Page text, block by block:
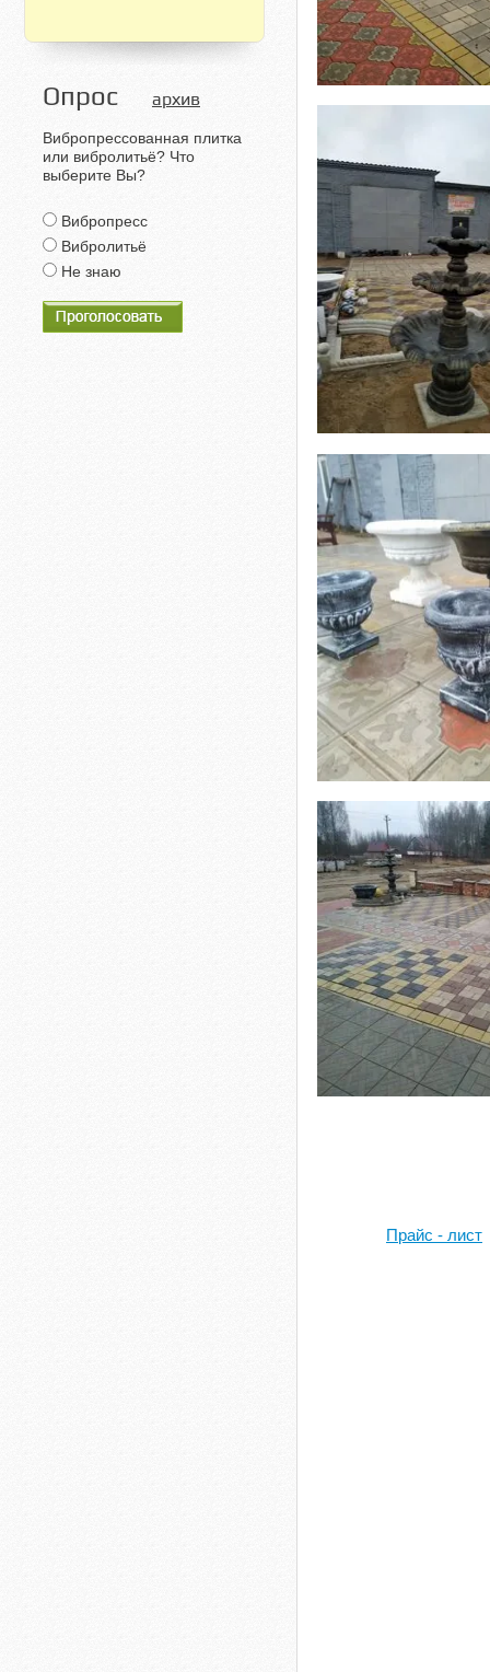
Опрос архив
Вибропрессованная плитка
или вибролитьё? Что
выберите Вы?
Вибропресс
Вибролитьё
Не знаю
Прайс - лист